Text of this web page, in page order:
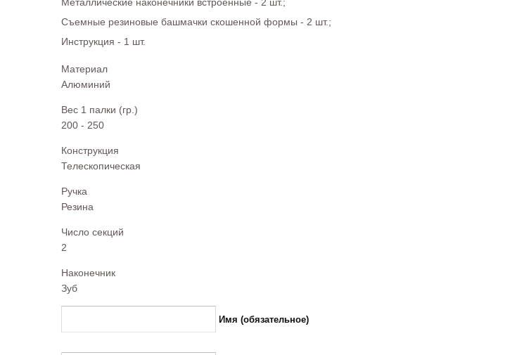
Съемные резиновые башмачки скошенной формы - 2 шт.;
Инструкция - 1 шт.
Материал
Алюминий
Вес 1 палки (гр.)
200 - 250
Конструкция
Телескопическая
Ручка
Резина
Число секций
2
Наконечник
Зуб
Имя (обязательное)